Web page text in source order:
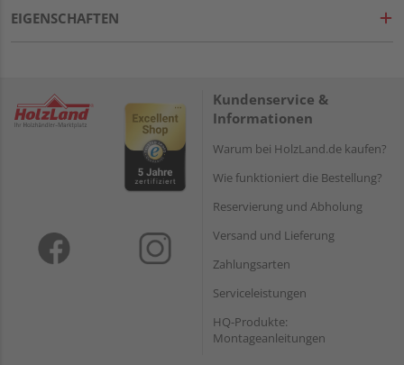
EIGENSCHAFTEN
Kundenservice &
Informationen
Warum bei HolzLand.de kaufen?
Wie funktioniert die Bestellung?
Reservierung und Abholung
Versand und Lieferung
Zahlungsarten
Serviceleistungen
HQ-Produkte:
Montageanleitungen